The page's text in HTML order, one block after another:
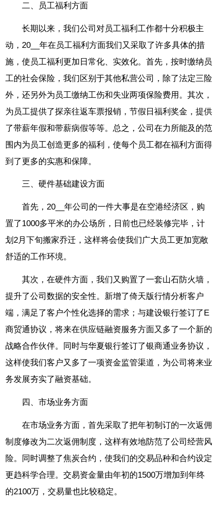
二、员工福利方面
长期以来，我们公司对员工福利工作都十分积极主
动，20__年在员工福利方面我们又采取了许多具体的措
施，使员工福利更加日常化、实效化。首先，按时缴纳员
工的社会保险，我们区别于其他私营公司，除了法定三险
外，还另外为员工缴纳工伤和失业两项保险费用。其次，
为员工提供了探亲往返车票报销，节假日福利奖金，提供
了带薪年假和带薪病假等等。总之，公司在力所能及的范
围内为员工创造更多的福利，使每个员工都在福利方面得
到了更多的实惠和保障。
三、硬件基础建设方面
首先，20__年公司的一件大事是在空港经济区，购
置了1000多平米的办公场所，日前也已经装修完毕，计
划2月下旬搬家乔迁，这样将会使我们广大员工更加宽敞
舒适的工作环境。
其次，在硬件方面，我们又购置了一套山石防火墙，
提升了公司数据的安全性。新增了倚天版行情分析客户
端，满足了客户个性化选择的需求；与建设银行签订了E
商贸通协议，将来在供应链融资服务方面又多了一个新的
战略合作伙伴。同时与华夏银行签订了银商通业务协议，
这样使我们客户又多了一项资金监管渠道，为公司将来业
务发展夯实了融资基础。
四、市场业务方面
在市场业务方面，首先采取了把年初制订的一次返佣
制度修改为二次返佣制度，这样有效地防范了公司经营风
险。同时调整了焦炭合约，使我们的交易品种和合约设定
更趋科学合理。交易资金量由年初的1500万增加到年终
的2100万，交易量也比较稳定。